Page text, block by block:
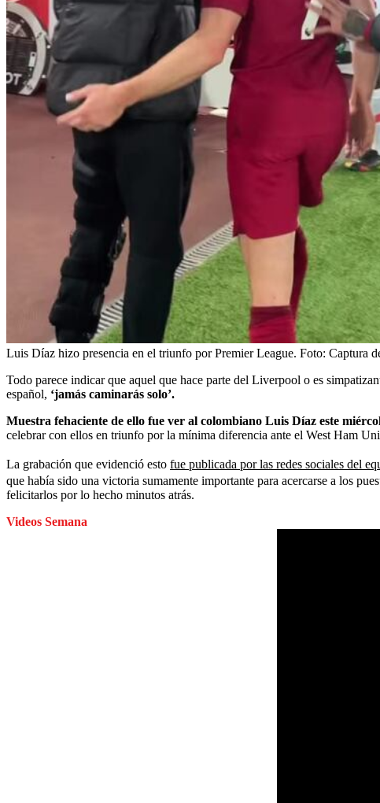
Luis Díaz hizo presencia en el triunfo por Premier League. Foto: Captura
Todo parece indicar que aquel que hace parte del Liverpool o es
español, ‘jamás caminarás solo’.
Muestra fehaciente de ello fue ver al colombiano Luis Díaz este
celebrar con ellos en triunfo por la mínima diferencia ante el West Ham
La grabación que evidenció esto fue publicada por las redes sociales del
que había sido una victoria sumamente importante para acercarse a los
felicitarlos por lo hecho minutos atrás.
Videos Semana